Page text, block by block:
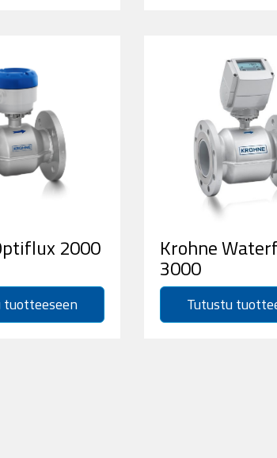
2000
tuotteeseen
Krohne
3000
Tutustu